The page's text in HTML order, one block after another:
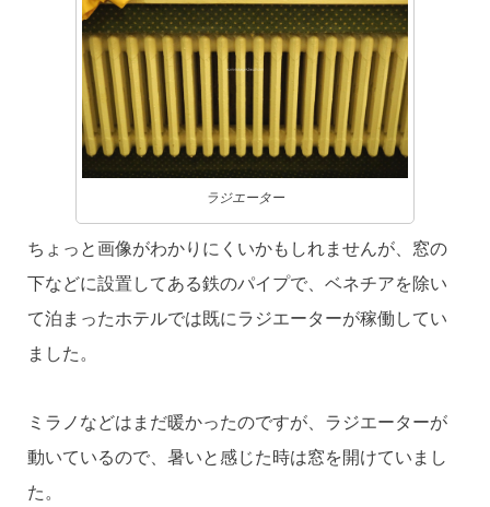
ラジエーター
ちょっと画像がわかりにくいかもしれませんが、窓の
下などに設置してある鉄のパイプで、ベネチアを除い
て泊まったホテルでは既にラジエーターが稼働してい
ました。
ミラノなどはまだ暖かったのですが、ラジエーターが
動いているので、暑いと感じた時は窓を開けていまし
た。